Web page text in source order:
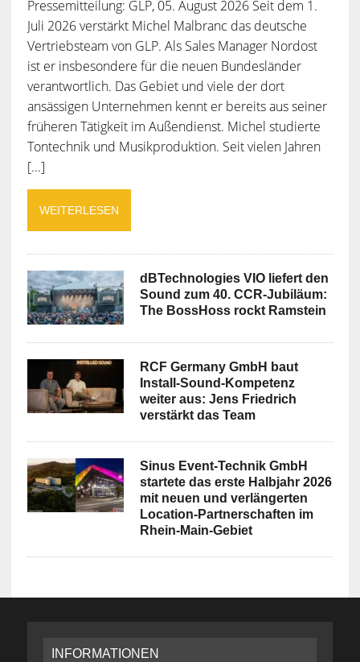
Pressemitteilung: GLP, 05. August 2026 Seit dem 1.
Juli 2026 verstärkt Michel Malbranc das deutsche
Vertriebsteam von GLP. Als Sales Manager Nordost
ist er insbesondere für die neuen Bundesländer
verantwortlich. Das Gebiet und viele der dort
ansässigen Unternehmen kennt er bereits aus seiner
früheren Tätigkeit im Außendienst. Michel studierte
Tontechnik und Musikproduktion. Seit vielen Jahren
[...]
WEITERLESEN
dBTechnologies VIO liefert den
Sound zum 40. CCR-Jubiläum:
The BossHoss rockt Ramstein
RCF Germany GmbH baut
Install-Sound-Kompetenz
weiter aus: Jens Friedrich
verstärkt das Team
Sinus Event-Technik GmbH
startete das erste Halbjahr 2026
mit neuen und verlängerten
Location-Partnerschaften im
Rhein-Main-Gebiet
INFORMATIONEN